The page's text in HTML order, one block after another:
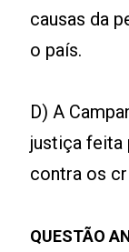
causas da
o país.
D) A
justiça feita
contra os
QUESTÃO